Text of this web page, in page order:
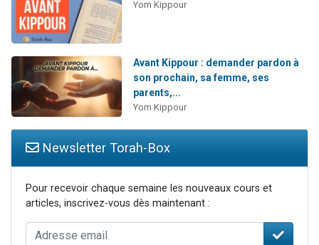
Yom Kippour
Avant Kippour : demander pardon à
son prochain, sa femme, ses
parents,...
Yom Kippour
Newsletter Torah-Box
Pour recevoir chaque semaine les nouveaux cours et
articles, inscrivez-vous dès maintenant :